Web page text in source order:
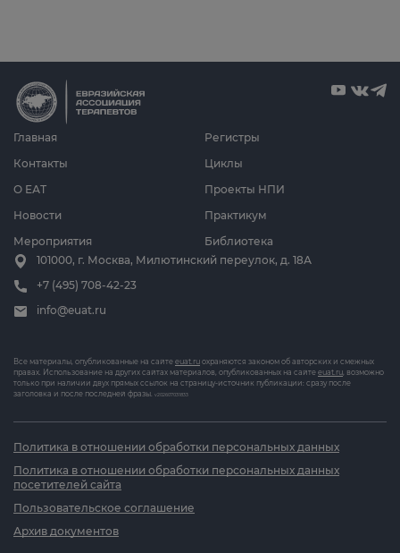
Главная
О ЕАТ
Новости
Мероприятия
Циклы
Проекты НПИ
Практикум
Библиотека
Регистры
Контакты
101000, г. Москва, Милютинский переулок, д. 18А
+7 (495) 708-42-23
info@euat.ru
Все материалы, опубликованные на сайте euat.ru охраняются законом об авторских и смежных
правах. Использование на других сайтах материалов, опубликованных на сайте euat.ru, возможно
только при наличии двух прямых ссылок на страницу-источник публикации: сразу после
заголовка и после последней фразы. v202607031833
Политика в отношении обработки персональных данных
Политика в отношении обработки персональных данных
посетителей сайта
Пользовательское соглашение
Архив документов